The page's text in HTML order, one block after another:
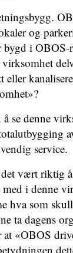
og
bygd i
eller
se denne
service.
det vært riktig
med i denne
hva som
ta dagens
«OBOS